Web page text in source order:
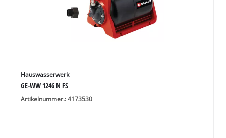
Hauswasserwerk
GE-WW 1246 N FS
Artikelnummer.: 4173530